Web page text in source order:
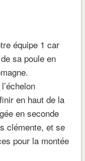
équipe 1 car
sa poule en
en haut de la
en seconde
clémente, et se
pour la montée